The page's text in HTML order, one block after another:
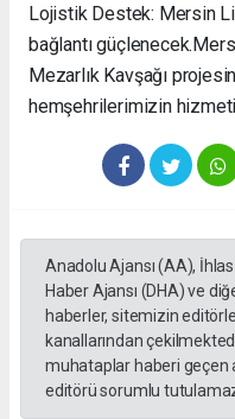
Lojistik Destek: Mersin
bağlantı güçlenecek.
Mezarlık Kavşağı
hemşehrilerimizin
Anadolu Ajansı (AA),
Haber Ajansı (DHA) ve
haberler, sitemizin
kanallarından
muhataplar haberi geçen
editörü sorumlu